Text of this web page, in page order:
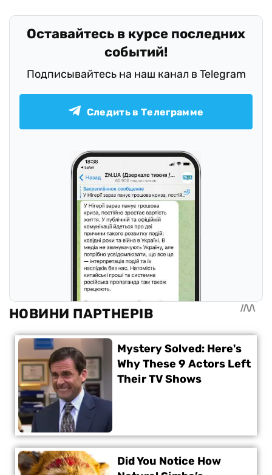
Оставайтесь в курсе последних
событий!
Подписывайтесь на наш канал в Telegram
Следить в Телеграмме